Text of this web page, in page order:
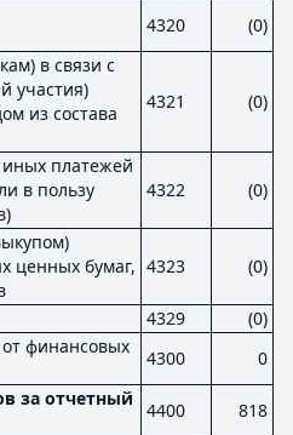
4320
(0)
в связи с
участия)
из состава
4321 (0)
платежей
в пользу
4322 (0)
ценных бумаг, 4323 (0)
4329
(0)
финансовых
4300
0
за отчетный
4400
818